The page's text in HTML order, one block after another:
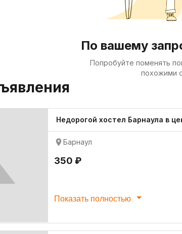
По вашему
Попробуйте поменять
похожими
Недорогой хостел Барнаула в
Барнаул
350 ₽
Показать полностью